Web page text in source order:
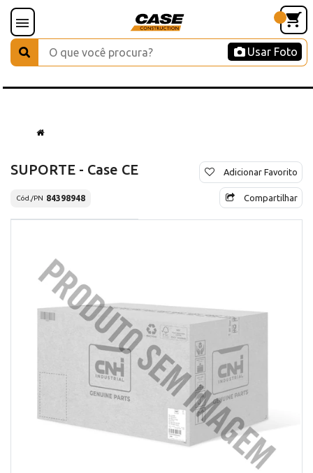
Usar Foto
SUPORTE - Case CE
Cód./PN 84398948
Adicionar Favorito
Compartilhar